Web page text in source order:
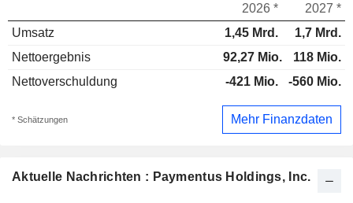
Aktuelle Nachrichten : Paymentus Holdings, Inc.
2026 *
2027 *
Umsatz
1,45 Mrd.
1,7 Mrd.
Nettoergebnis
92,27 Mio.
118 Mio.
Nettoverschuldung
-421 Mio. -560 Mio.
* Schätzungen Mehr Finanzdaten